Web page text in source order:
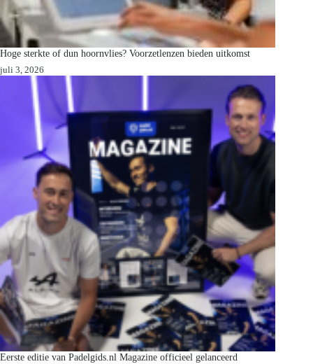
Hoge sterkte of dun hoornvlies? Voorzetlenzen bieden uitkomst
juli 3, 2026
Eerste editie van Padelgids.nl Magazine officieel gelanceerd